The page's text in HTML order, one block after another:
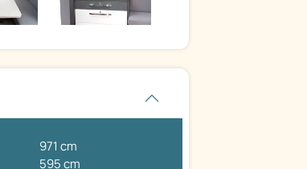
971 cm
595 cm